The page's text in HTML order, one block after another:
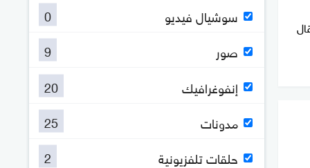
سوشيال فيديو
0
صور
9
إنفوغرافيك
20
مدونات
25
حلقات تلفزيونية
2